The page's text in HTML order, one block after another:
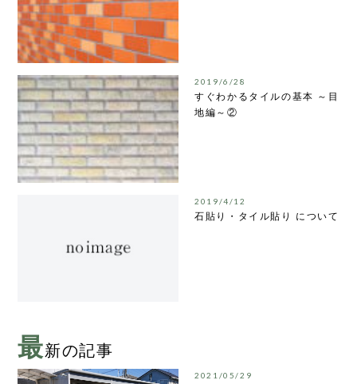
2019/6/28
すぐわかるタイルの基本 ～目
地編～②
2019/4/12
石貼り・タイル貼り について
最新の記事
2021/05/29